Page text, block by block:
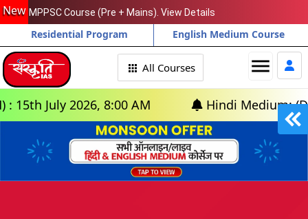
New MPPSC Course (Pre + Mains). View Details
Residential Program English Medium Course
menu
All Courses
July 2026, 8:00 AM Hindi Medium: (Delhi)